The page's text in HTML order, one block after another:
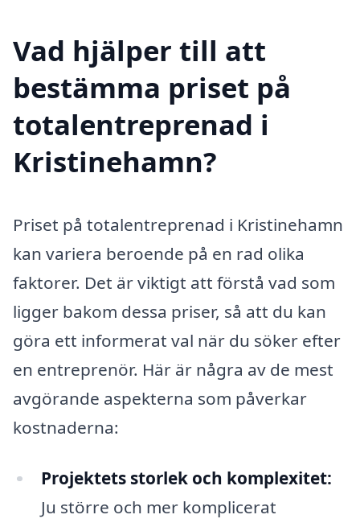
Vad hjälper till att
bestämma priset på
totalentreprenad i
Kristinehamn?
Priset på totalentreprenad i Kristinehamn
kan variera beroende på en rad olika
faktorer. Det är viktigt att förstå vad som
ligger bakom dessa priser, så att du kan
göra ett informerat val när du söker efter
en entreprenör. Här är några av de mest
avgörande aspekterna som påverkar
kostnaderna:
Projektets storlek och komplexitet:
Ju större och mer komplicerat